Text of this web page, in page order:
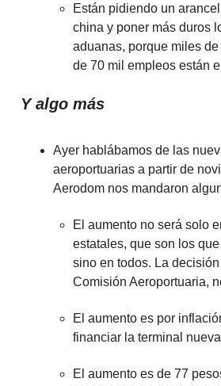
Están pidiendo un
china y poner más duros
aduanas, porque miles
de 70 mil empleos están
Y algo más
Ayer hablábamos de las
aeroportuarias a partir de
Aerodom nos mandaron
El aumento no será solo
estatales, que son los
sino en todos. La
Comisión Aeroportuaria,
El aumento es por
financiar la terminal
El aumento es de 77